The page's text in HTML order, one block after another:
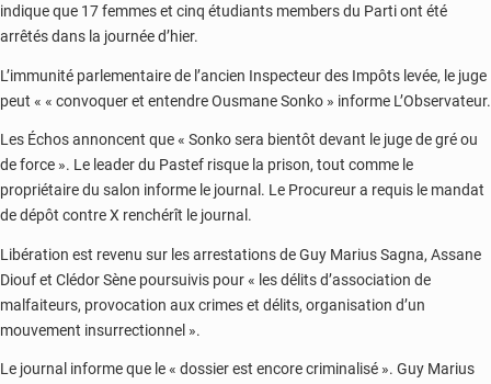
indique que 17 femmes et cinq étudiants members du Parti ont été
arrêtés dans la journée d’hier.
L’immunité parlementaire de l’ancien Inspecteur des Impôts levée, le juge
peut « « convoquer et entendre Ousmane Sonko » informe L’Observateur.
Les Échos annoncent que « Sonko sera bientôt devant le juge de gré ou
de force ». Le leader du Pastef risque la prison, tout comme le
propriétaire du salon informe le journal. Le Procureur a requis le mandat
de dépôt contre X renchérît le journal.
Libération est revenu sur les arrestations de Guy Marius Sagna, Assane
Diouf et Clédor Sène poursuivis pour « les délits d’association de
malfaiteurs, provocation aux crimes et délits, organisation d’un
mouvement insurrectionnel ».
Le journal informe que le « dossier est encore criminalisé ». Guy Marius